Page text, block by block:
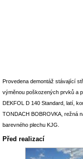
Provedena demontáž stávající
výměnou poškozených prvků a
DEKFOL D 140 Standard, latí,
TONDACH BOBROVKA, režná
barevného plechu KJG.
Před realizací